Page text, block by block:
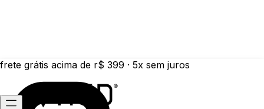
frete grátis acima de r$ 399 · 5x sem juros